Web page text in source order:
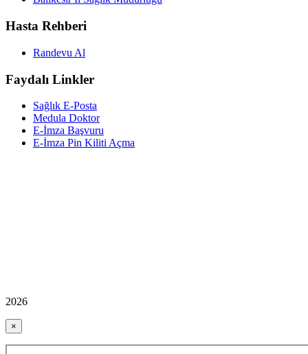
Hasta Rehberi
Randevu Al
Faydalı Linkler
Sağlık E-Posta
Medula Doktor
E-İmza Başvuru
E-İmza Pin Kiliti Açma
2026
×